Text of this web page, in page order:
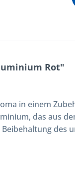
Rot"
in einem
das aus
des